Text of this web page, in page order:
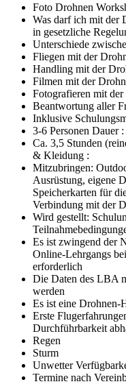
Foto Drohnen
Was darf ich mit der
in gesetzliche
Unterschiede
Fliegen mit der
Handling mit der
Filmen mit der
Fotografieren mit
Beantwortung aller
Inklusive
3-6 Personen Dauer :
Ca. 3,5 Stunden
& Kleidung :
Mitzubringen:
Ausrüstung, eigene
Speicherkarten für
Verbindung mit der
Wird gestellt:
Es ist zwingend der
Online-Lehrgangs
erforderlich
Die Daten des LBA
werden
Es ist eine Drohnen-
Erste
Durchführbarkeit
Regen
Sturm
Unwetter
Termine nach